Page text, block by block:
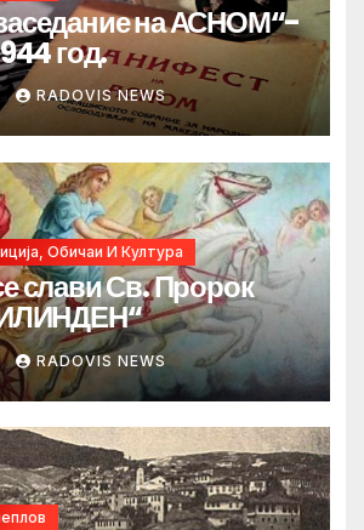
на АСНОМ“-
год.
RADOVIS NEWS
Обичаи И Култура
слави Св. Пророк
RADOVIS NEWS